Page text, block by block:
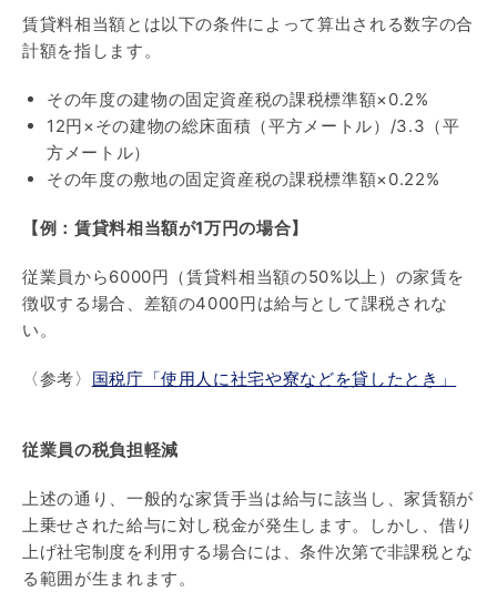
賃貸料相当額とは以下の条件によって算出される数字の合
計額を指します。
その年度の建物の固定資産税の課税標準額×0.2%
12円×その建物の総床面積（平方メートル）/3.3（平
方メートル）
その年度の敷地の固定資産税の課税標準額×0.22%
【例：賃貸料相当額が1万円の場合】
従業員から6000円（賃貸料相当額の50%以上）の家賃を
徴収する場合、差額の4000円は給与として課税されな
い。
〈参考〉 国税庁「使用人に社宅や寮などを貸したとき」
従業員の税負担軽減
上述の通り、一般的な家賃手当は給与に該当し、家賃額が
上乗せされた給与に対し税金が発生します。しかし、借り
上げ社宅制度を利用する場合には、条件次第で非課税とな
る範囲が生まれます。